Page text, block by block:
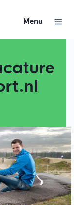
Menu